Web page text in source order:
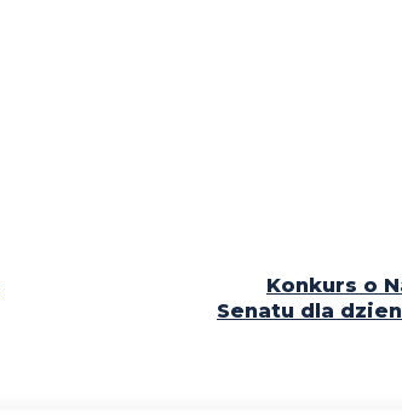
Konkurs o
Senatu dla